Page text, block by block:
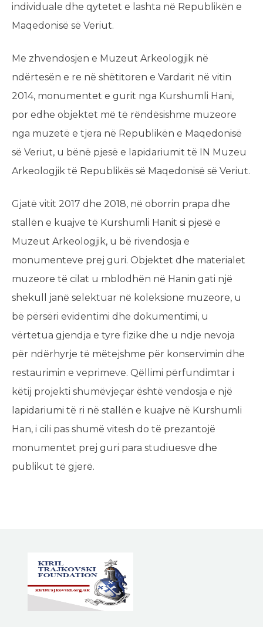
individuale dhe qytetet e lashta në Republikën e
Maqedonisë së Veriut.
Me zhvendosjen e Muzeut Arkeologjik në
ndërtesën e re në shëtitoren e Vardarit në vitin
2014, monumentet e gurit nga Kurshumli Hani,
por edhe objektet më të rëndësishme muzeore
nga muzetë e tjera në Republikën e Maqedonisë
së Veriut, u bënë pjesë e lapidariumit të IN Muzeu
Arkeologjik të Republikës së Maqedonisë së Veriut.
Gjatë vitit 2017 dhe 2018, në oborrin prapa dhe
stallën e kuajve të Kurshumli Hanit si pjesë e
Muzeut Arkeologjik, u bë rivendosja e
monumenteve prej guri. Objektet dhe materialet
muzeore të cilat u mblodhën në Hanin gati një
shekull janë selektuar në koleksione muzeore, u
bë përsëri evidentimi dhe dokumentimi, u
vërtetua gjendja e tyre fizike dhe u ndje nevoja
për ndërhyrje të mëtejshme për konservimin dhe
restaurimin e veprimeve. Qëllimi përfundimtar i
këtij projekti shumëvjeçar është vendosja e një
lapidariumi të ri në stallën e kuajve në Kurshumli
Han, i cili pas shumë vitesh do të prezantojë
monumentet prej guri para studiuesve dhe
publikut të gjerë.